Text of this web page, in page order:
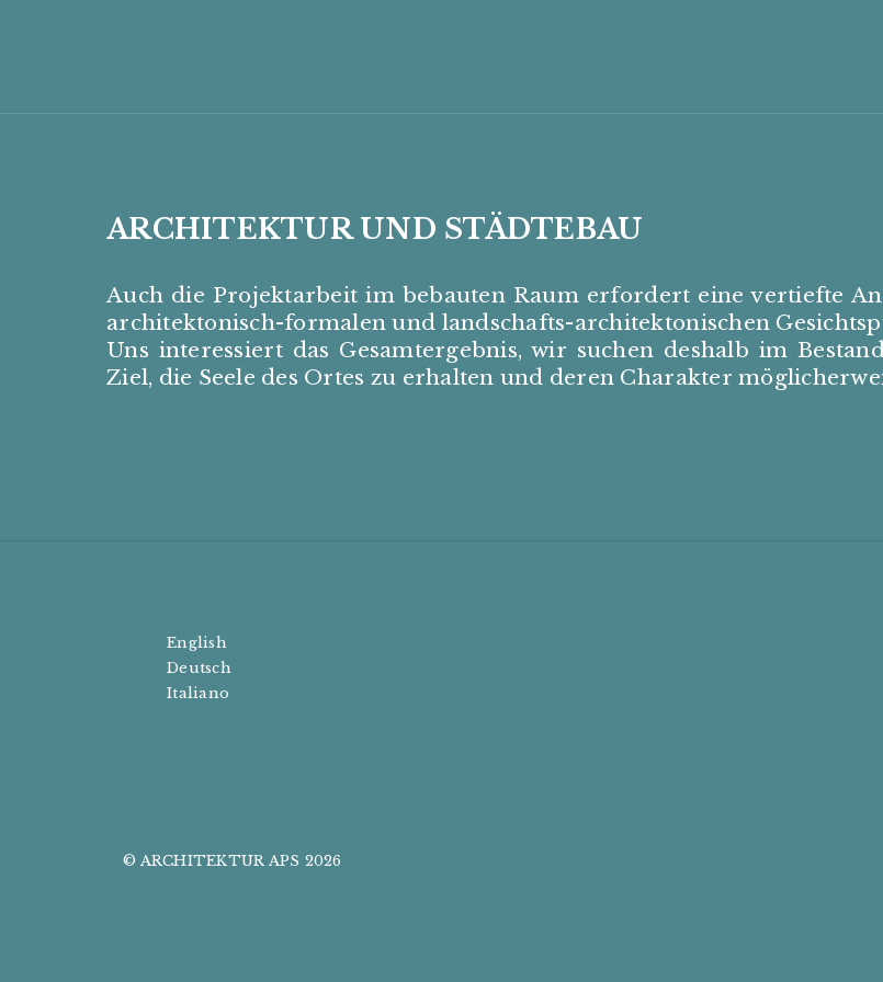
ARCHITEKTUR UND STÄDTEBAU
Auch die Projektarbeit im bebauten Raum erfordert eine vertiefte
architektonisch-formalen und landschafts-architektonischen
Uns interessiert das Gesamtergebnis, wir suchen deshalb im
Ziel, die Seele des Ortes zu erhalten und deren Charakter
English
Deutsch
Italiano
© ARCHITEKTUR APS 2026